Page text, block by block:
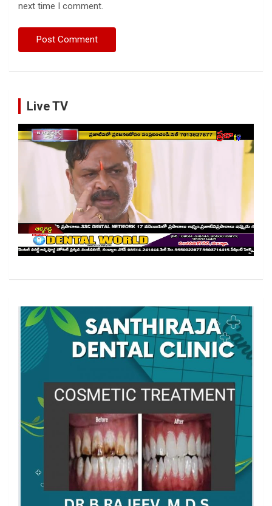
next time I comment.
Live TV